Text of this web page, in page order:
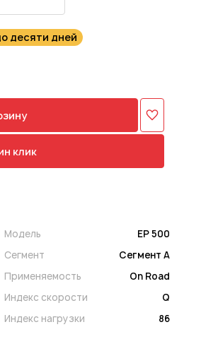
десяти дней
клик
Модель
EP 500
Сегмент
Сегмент A
Применяемость
On Road
Индекс скорости
Q
Индекс нагрузки
86